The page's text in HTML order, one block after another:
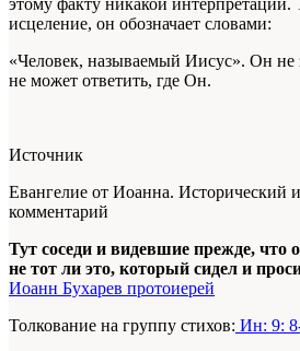
исцеление, он обозначает словами:
«Человек, называемый Иисус». Он не
не может ответить, где Он.
Источник
Евангелие от Иоанна. Исторический
комментарий
Тут соседи и видевшие прежде, что
не тот ли это, который сидел и
Иоанн Бухарев протоиерей
Толкование на группу стихов: Ин: 9: